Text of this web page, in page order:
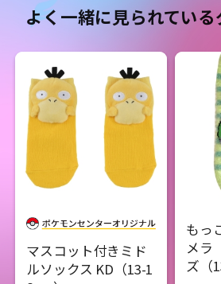
よく一緒に見られている
マスコット付きミド
ルソックス KD（13-1
もっ
メラ
ズ（